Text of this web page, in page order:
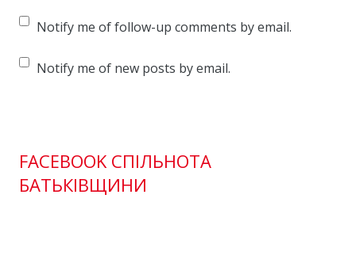
Notify me of follow-up comments by email.
Notify me of new posts by email.
FACEBOOK СПІЛЬНОТА
БАТЬКІВЩИНИ